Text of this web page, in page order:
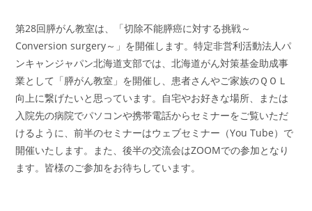
第28回膵がん教室は、「切除不能膵癌に対する挑戦～
Conversion surgery～」を開催します。特定非営利活動法人パ
ンキャンジャパン北海道支部では、北海道がん対策基金助成事
業として「膵がん教室」を開催し、患者さんやご家族のＱＯＬ
向上に繋げたいと思っています。自宅やお好きな場所、または
入院先の病院でパソコンや携帯電話からセミナーをご覧いただ
けるように、前半のセミナーはウェブセミナー（You Tube）で
開催いたします。また、後半の交流会はZOOMでの参加となり
ます。皆様のご参加をお待ちしています。